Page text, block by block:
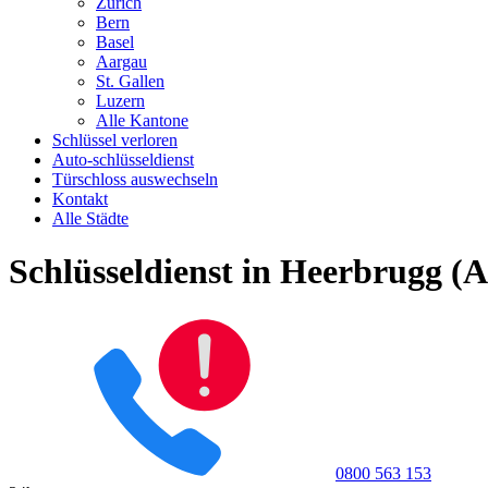
Bern
Basel
Aargau
St. Gallen
Luzern
Alle Kantone
Schlüssel verloren
Auto-schlüsseldienst
Türschloss auswechseln
Kontakt
Alle Städte
Schlüsseldienst in Heerbrugg
0800 563 153